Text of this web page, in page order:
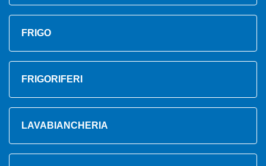
FRIGO
FRIGORIFERI
LAVABIANCHERIA